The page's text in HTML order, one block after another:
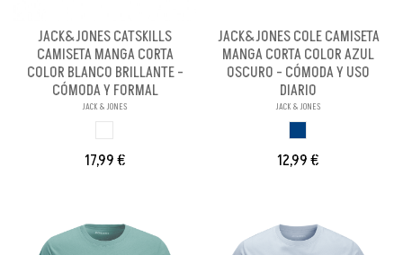
JACK&JONES CATSKILLS
CAMISETA MANGA CORTA
COLOR BLANCO BRILLANTE -
CÓMODA Y FORMAL
JACK & JONES
17,99 €
JACK&JONES COLE CAMISETA
MANGA CORTA COLOR AZUL
OSCURO - CÓMODA Y USO
DIARIO
JACK & JONES
12,99 €